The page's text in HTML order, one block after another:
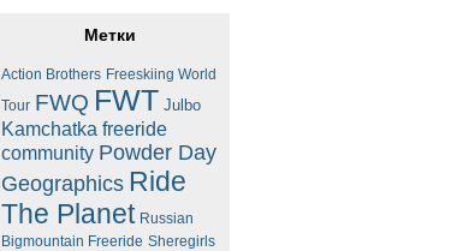
Метки
Action Brothers Freeskiing World
Tour FWQ FWT Julbo
Kamchatka freeride
community Powder Day
Geographics Ride
The Planet Russian
Bigmountain Freeride Sheregirls